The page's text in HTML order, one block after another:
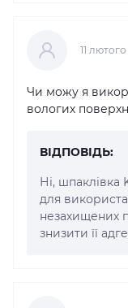
11
Чи можу я
вологих
ВІДПОВІДЬ:
Ні, шпаклівка
для
незахищених
знизити її